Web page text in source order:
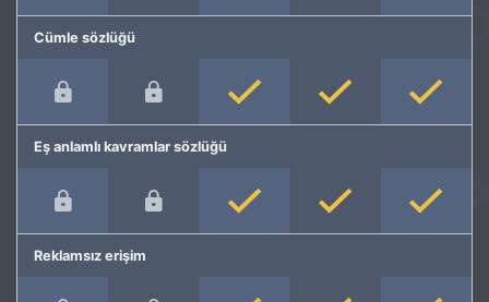
Cümle sözlüğü
Eş anlamlı kavramlar sözlüğü
Reklamsız erişim